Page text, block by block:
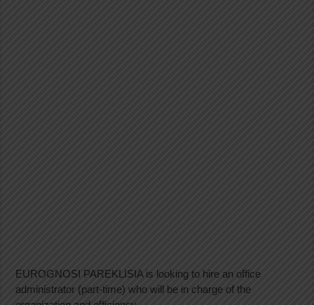
EUROGNOSI PAREKLISIA is looking to hire an office
administrator (part-time) who will be in charge of the